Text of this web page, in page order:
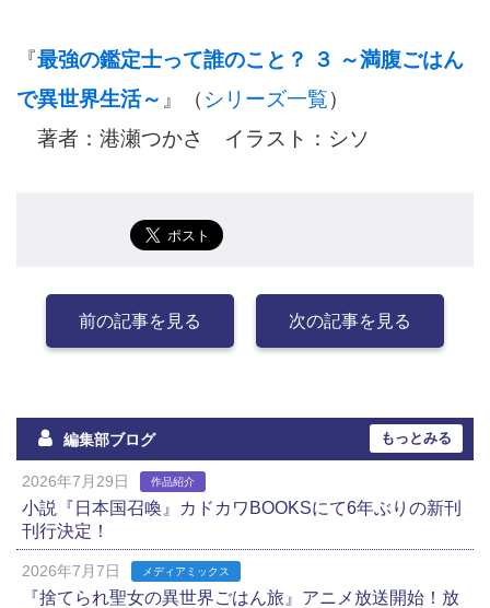
『最強の鑑定士って誰のこと？ ３ ～満腹ごはん
で異世界生活～ 』（ シリーズ一覧）
著者：港瀬つかさ イラスト：シソ
前の記事を見る 次の記事を見る
編集部ブログ もっとみる
2026年7月29日 作品紹介
小説『日本国召喚』カドカワBOOKSにて6年ぶりの新刊
刊行決定！
2026年7月7日 メディアミックス
『捨てられ聖女の異世界ごはん旅』アニメ放送開始！放